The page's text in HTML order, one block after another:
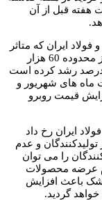
به نسبت هفته قبل از آن
ایران که متاثر
از قیمت ارز می باشد و از آنجایی که قیمت ارز از محدوده 60 هزار
تا محدوده 78 هزار تومان فعلی تقریبا 30 درصد رشد کرده است
ماه های شهریور و
حداقل با 30 درصد افزایش قیمت روبرو
ایران رخ داد
و عدم
را می توان
عرضه محصولات
شک باعث افزایش
گردید.